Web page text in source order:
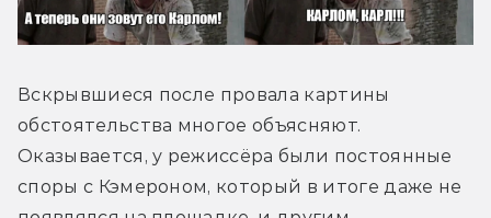
Вскрывшиеся после провала картины
обстоятельства многое объясняют.
Оказывается, у режиссёра были постоянные
споры с Кэмероном, который в итоге даже не